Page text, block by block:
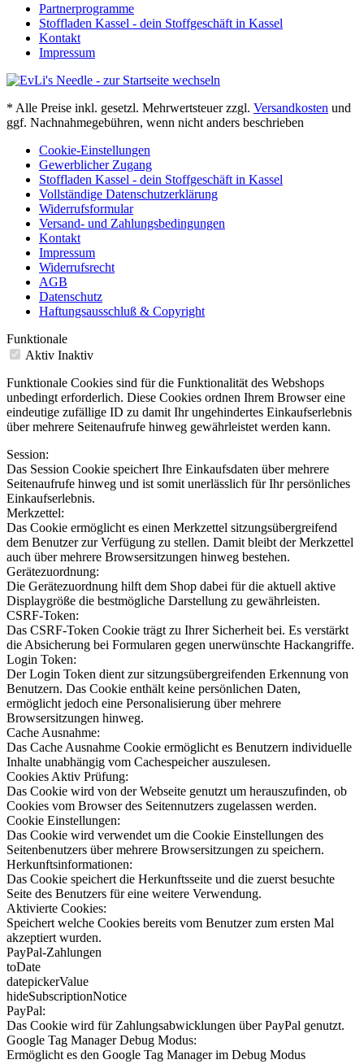
Partnerprogramme
Stoffladen Kassel - dein Stoffgeschäft in Kassel
Kontakt
Impressum
* Alle Preise inkl. gesetzl. Mehrwertsteuer zzgl. Versandkosten und
ggf. Nachnahmegebühren, wenn nicht anders beschrieben
Cookie-Einstellungen
Gewerblicher Zugang
Stoffladen Kassel - dein Stoffgeschäft in Kassel
Vollständige Datenschutzerklärung
Widerrufsformular
Versand- und Zahlungsbedingungen
Kontakt
Impressum
Widerrufsrecht
AGB
Datenschutz
Haftungsausschluß & Copyright
Funktionale
Aktiv Inaktiv
Funktionale Cookies sind für die Funktionalität des Webshops
unbedingt erforderlich. Diese Cookies ordnen Ihrem Browser eine
eindeutige zufällige ID zu damit Ihr ungehindertes Einkaufserlebnis
über mehrere Seitenaufrufe hinweg gewährleistet werden kann.
Session:
Das Session Cookie speichert Ihre Einkaufsdaten über mehrere
Seitenaufrufe hinweg und ist somit unerlässlich für Ihr persönliches
Einkaufserlebnis.
Merkzettel:
Das Cookie ermöglicht es einen Merkzettel sitzungsübergreifend
dem Benutzer zur Verfügung zu stellen. Damit bleibt der Merkzettel
auch über mehrere Browsersitzungen hinweg bestehen.
Gerätezuordnung:
Die Gerätezuordnung hilft dem Shop dabei für die aktuell aktive
Displaygröße die bestmögliche Darstellung zu gewährleisten.
CSRF-Token:
Das CSRF-Token Cookie trägt zu Ihrer Sicherheit bei. Es verstärkt
die Absicherung bei Formularen gegen unerwünschte Hackangriffe.
Login Token:
Der Login Token dient zur sitzungsübergreifenden Erkennung von
Benutzern. Das Cookie enthält keine persönlichen Daten,
ermöglicht jedoch eine Personalisierung über mehrere
Browsersitzungen hinweg.
Cache Ausnahme:
Das Cache Ausnahme Cookie ermöglicht es Benutzern individuelle
Inhalte unabhängig vom Cachespeicher auszulesen.
Cookies Aktiv Prüfung:
Das Cookie wird von der Webseite genutzt um herauszufinden, ob
Cookies vom Browser des Seitennutzers zugelassen werden.
Cookie Einstellungen:
Das Cookie wird verwendet um die Cookie Einstellungen des
Seitenbenutzers über mehrere Browsersitzungen zu speichern.
Herkunftsinformationen:
Das Cookie speichert die Herkunftsseite und die zuerst besuchte
Seite des Benutzers für eine weitere Verwendung.
Aktivierte Cookies:
Speichert welche Cookies bereits vom Benutzer zum ersten Mal
akzeptiert wurden.
PayPal-Zahlungen
toDate
datepickerValue
hideSubscriptionNotice
PayPal:
Das Cookie wird für Zahlungsabwicklungen über PayPal genutzt.
Google Tag Manager Debug Modus:
Ermöglicht es den Google Tag Manager im Debug Modus